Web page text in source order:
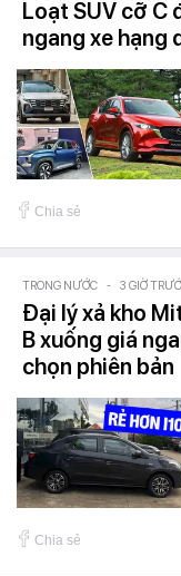
Loạt SUV cỡ C
ngang xe hạng
Chia sẻ
TRONG NƯỚC - 3 GIỜ
Đại lý xả kho
B xuống giá
chọn phiên bản
Chia sẻ